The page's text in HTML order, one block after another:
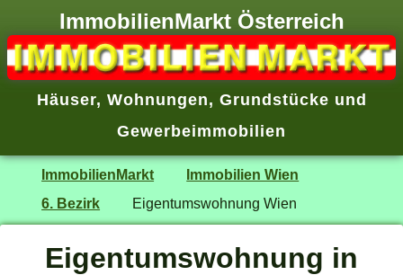
ImmobilienMarkt Österreich
Häuser, Wohnungen, Grundstücke und
Gewerbeimmobilien
ImmobilienMarkt
Immobilien Wien
6. Bezirk
Eigentumswohnung Wien
Eigentumswohnung in